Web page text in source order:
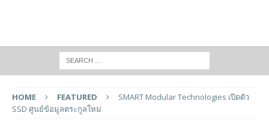
HOME FEATURED
SMART Modular Technologies เปิดตัว
SSD ศูนย์ข้อมูลตระกูลใหม่